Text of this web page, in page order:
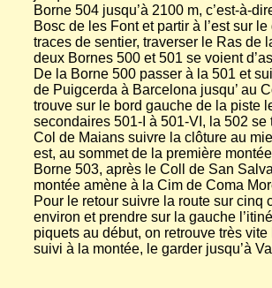
Borne 504 jusqu’à 2100 m, c’est-à-
Bosc de les Font et partir à l’est sur
traces de sentier, traverser le Ras de
deux Bornes 500 et 501 se voient
De la Borne 500 passer à la 501 et
de Puigcerda à Barcelona jusqu’ au
trouve sur le bord gauche de la piste
secondaires 501-I à 501-VI, la 502 se
Col de Maians suivre la clôture au
est, au sommet de la première
Borne 503, après le Coll de San
montée amène à la Cim de Coma
Pour le retour suivre la route sur cinq
environ et prendre sur la gauche
piquets au début, on retrouve très
suivi à la montée, le garder jusqu’à